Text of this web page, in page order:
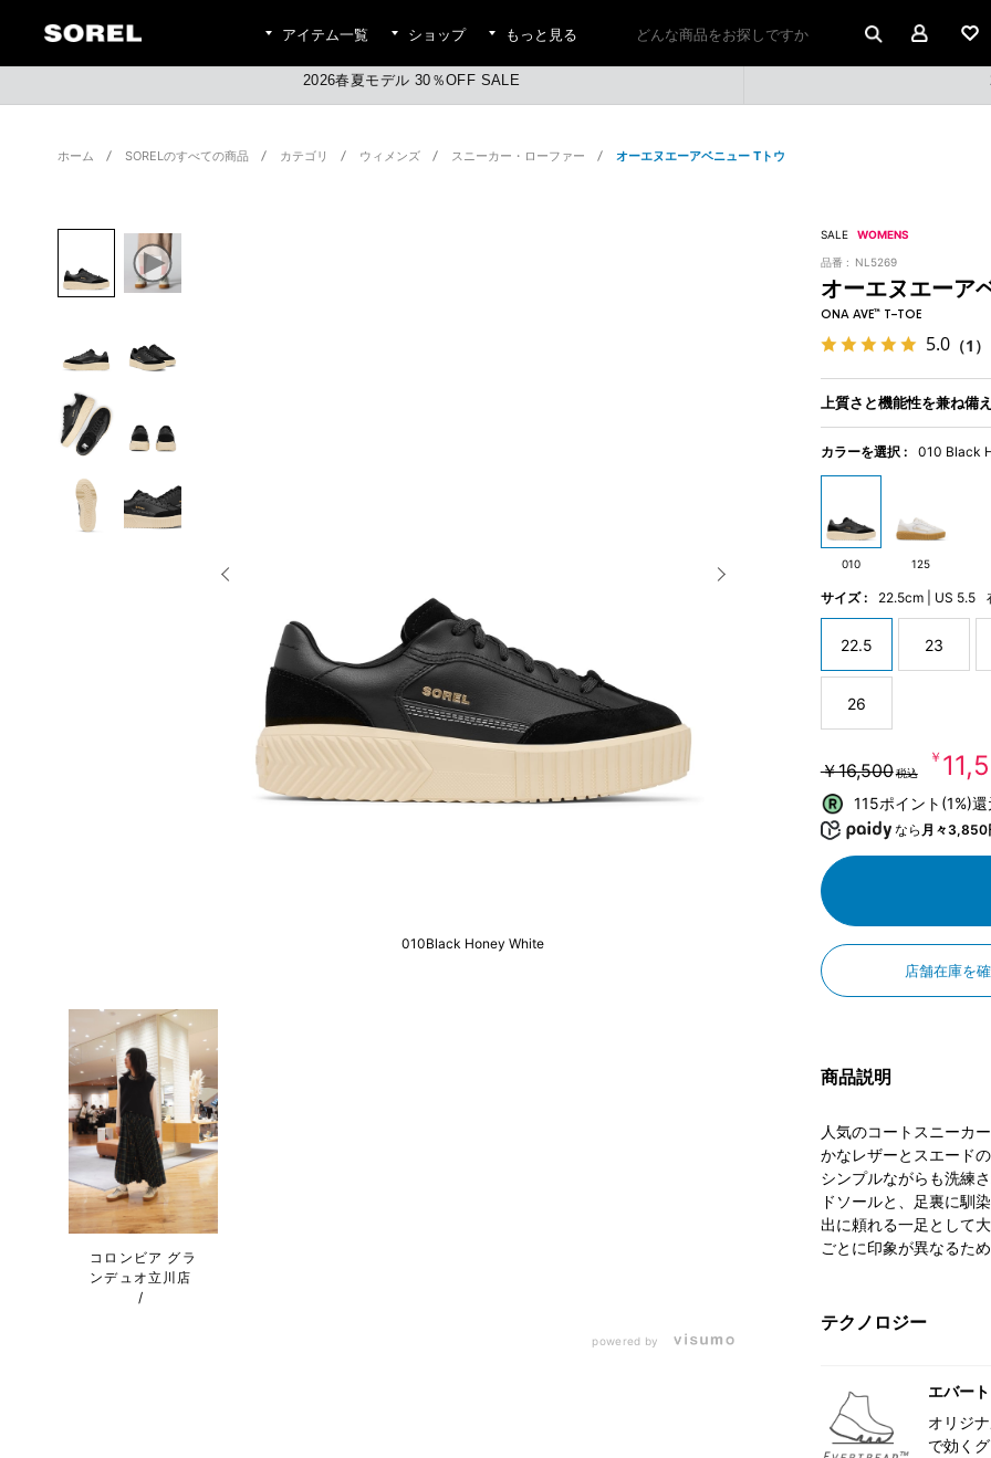
アイテム一覧 ショップ もっと見る
2026春夏モデル 30％OFF SALE
ホーム SORELのすべての商品 カテゴリ ウィメンズ スニーカー・ローファー オーエヌエーアベニュー Tトウ
010Black Honey White
コロンビア グラ
ンデュオ立川店
powered by
SALE WOMENS
品番 : NL5269
オーエヌエーア
ONA AVE™ T-TOE
5.0（1）
上質さと機能性を兼ね備
カラーを選択 : 010 Black
010 125
サイズ : 22.5cm | US 5.5
22.5 23
26
￥16,500税込 ￥
115ポイント(1%)還
なら 月々3,850
店舗在庫を
商品説明
人気のコートスニーカ
かなレザーとスエード
シンプルながらも洗練
ドソールと、足裏に馴
出に頼れる一足として
ごとに印象が異なるた
テクノロジー
エバー
オリジ
で効く